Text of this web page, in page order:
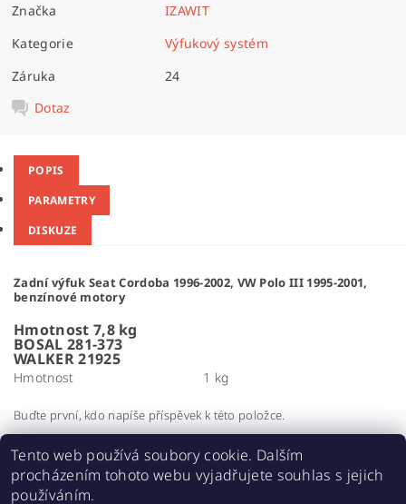
Značka
IZAWIT
Kategorie
Výfukový systém
Záruka
24
Dotaz
POPIS
PARAMETRY
DISKUZE
Zadní výfuk Seat Cordoba 1996-2002, VW Polo III 1995-2001,
benzínové motory
Hmotnost 7,8 kg
BOSAL 281-373
WALKER 21925
Hmotnost 1 kg
Buďte první, kdo napíše příspěvek k této položce.
Přidat komentář
Tento web používá soubory cookie. Dalším
procházením tohoto webu vyjadřujete souhlas s jejich
používáním.